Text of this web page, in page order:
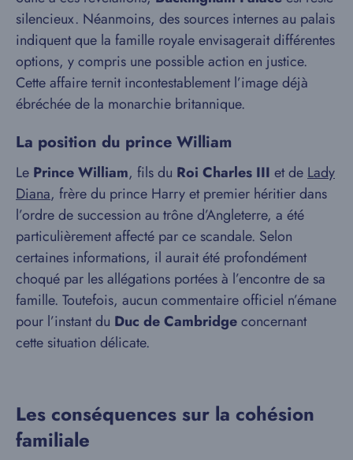
silencieux. Néanmoins, des sources internes au palais
indiquent que la famille royale envisagerait différentes
options, y compris une possible action en justice.
Cette affaire ternit incontestablement l’image déjà
ébréchée de la monarchie britannique.
La position du prince William
Le Prince William, fils du Roi Charles III et deLady
Diana, frère du prince Harry et premier héritier dans
l’ordre de succession au trône d’Angleterre, a été
particulièrement affecté par ce scandale. Selon
certaines informations, il aurait été profondément
choqué par les allégations portées à l’encontre de sa
famille. Toutefois, aucun commentaire officiel n’émane
pour l’instant du Duc de Cambridgeconcernant
cette situation délicate.
Les conséquences sur la cohésion
familiale